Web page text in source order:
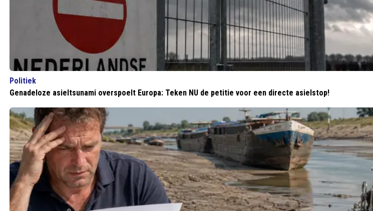
Politiek
Genadeloze asieltsunami overspoelt Europa: Teken NU de petitie voor een directe asielstop!